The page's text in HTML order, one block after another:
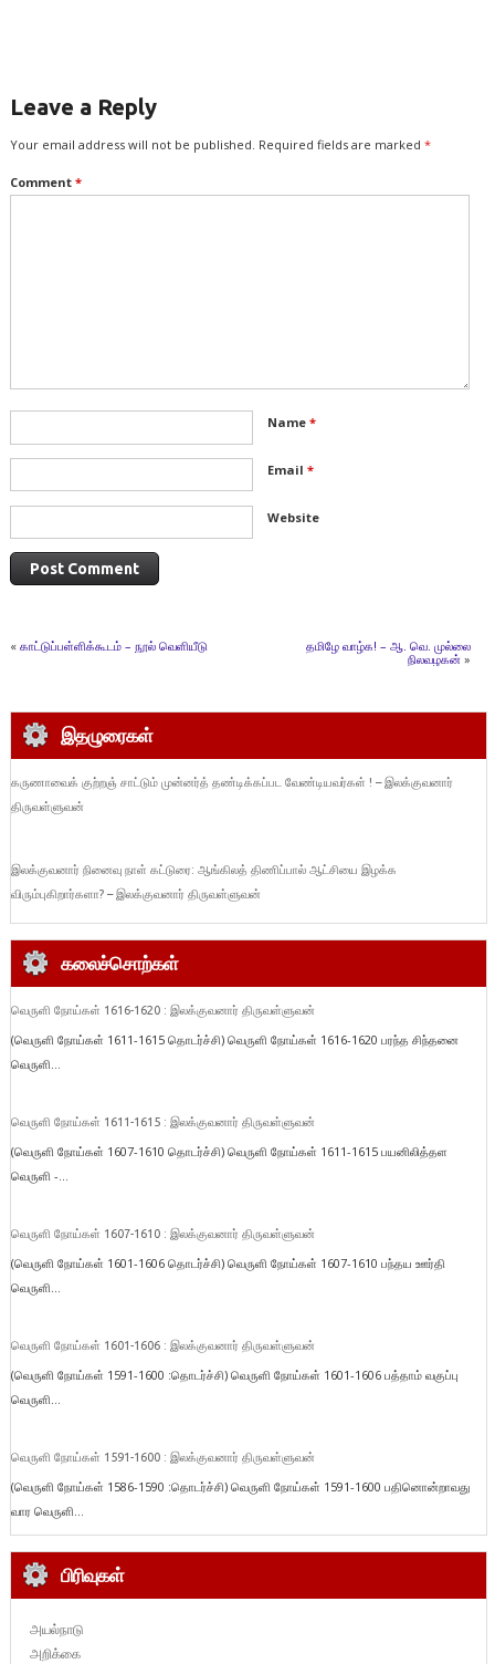
Leave a Reply
Your email address will not be published. Required fields are marked *
Comment *
Name *
Email *
Website
« காட்டுப்பள்ளிக்கூடம் – நூல் வெளியீடு
தமிழே வாழ்க! – ஆ. வெ. முல்லை
நிலவழகன் »
இதழுரைகள்
கருணாவைக் குற்றஞ் சாட்டும் முன்னர்த் தண்டிக்கப்பட வேண்டியவர்கள் ! – இலக்குவனார்
திருவள்ளுவன்
இலக்குவனார் நினைவு நாள் கட்டுரை: ஆங்கிலத் திணிப்பால் ஆட்சியை இழக்க
விரும்புகிறார்களா? – இலக்குவனார் திருவள்ளுவன்
கலைச்சொற்கள்
வெருளி நோய்கள் 1616-1620 : இலக்குவனார் திருவள்ளுவன்
(வெருளி நோய்கள் 1611-1615 தொடர்ச்சி) வெருளி நோய்கள் 1616-1620 பரந்த சிந்தனை
வெருளி...
வெருளி நோய்கள் 1611-1615 : இலக்குவனார் திருவள்ளுவன்
(வெருளி நோய்கள் 1607-1610 தொடர்ச்சி) வெருளி நோய்கள் 1611-1615 பயனிலித்தள
வெருளி -...
வெருளி நோய்கள் 1607-1610 : இலக்குவனார் திருவள்ளுவன்
(வெருளி நோய்கள் 1601-1606 தொடர்ச்சி) வெருளி நோய்கள் 1607-1610 பந்தய ஊர்தி
வெருளி...
வெருளி நோய்கள் 1601-1606 : இலக்குவனார் திருவள்ளுவன்
(வெருளி நோய்கள் 1591-1600 :தொடர்ச்சி) வெருளி நோய்கள் 1601-1606 பத்தாம் வகுப்பு
வெருளி...
வெருளி நோய்கள் 1591-1600 : இலக்குவனார் திருவள்ளுவன்
(வெருளி நோய்கள் 1586-1590 :தொடர்ச்சி) வெருளி நோய்கள் 1591-1600 பதினொன்றாவது
வார வெருளி...
பிரிவுகள்
அயல்நாடு
அறிக்கை